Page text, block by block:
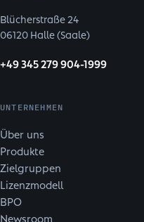
Blücherstraße 24
06120 Halle (Saale)
+49 345 279 904-1999
UNTERNEHMEN
Über uns
Produkte
Zielgruppen
Lizenzmodell
BPO
Newsroom